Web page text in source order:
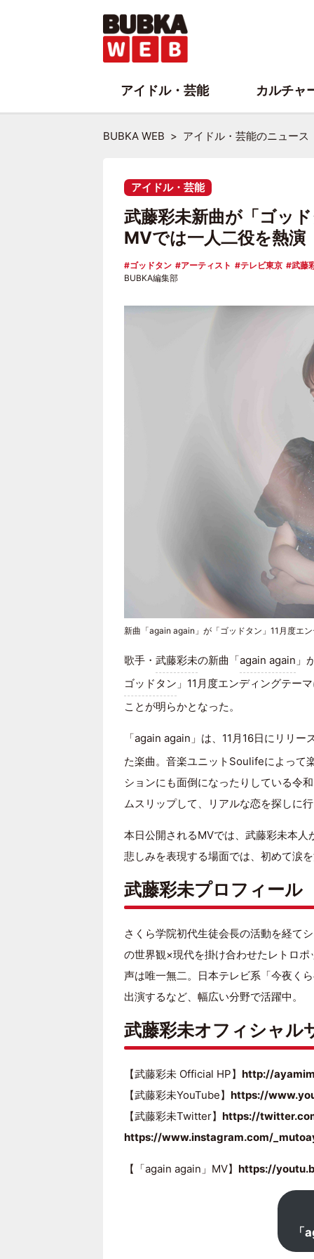
BUBKA WEB アイドル・芸能のニュース
アイドル・芸能
武藤彩未新曲が「ゴッ
MVでは一人二役を熱演
ゴッドタン アーティスト テレビ東京
武藤
BUBKA編集部
新曲「again again」が「ゴッドタン」11月度エ
歌手・ 武藤彩未の新曲「again again 」
ゴッドタン 」11月度エンディングテー
ことが明らかとなった。
「again again」は、11月16日にリリ
た楽曲。音楽ユニットSoulifeによって
ションにも面倒になったりしている令
ムスリップして、リアルな恋を探しに
本日公開されるMVでは、武藤彩未本
悲しみを表現する場面では、初めて涙
武藤彩未プロフィール
さくら学院初代生徒会長の活動を経て
の世界観×現代を掛け合わせたレトロ
声は唯一無二。日本テレビ系「今夜く
出演するなど、幅広い分野で活躍中。
武藤彩未オフィシャル
【武藤彩未 Official HP】 http://
【武藤彩未YouTube】 https://
【武藤彩未Twitter】 https://
https://www.instagram.com/
【「again again」MV】 https://
アイドル・芸能 カルチャ